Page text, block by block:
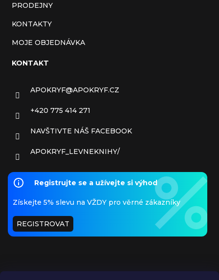
PRODEJNY
KONTAKTY
MOJE OBJEDNÁVKA
KONTAKT
APOKRYF@APOKRYF.CZ
+420 775 414 271
NAVŠTIVTE NÁŠ FACEBOOK
APOKRYF_LEVNEKNIHY/
Registrujte se a užívejte si výhod
Získejte 5% slevu na VŽDY pro věrné zákazníky
REGISTROVAT